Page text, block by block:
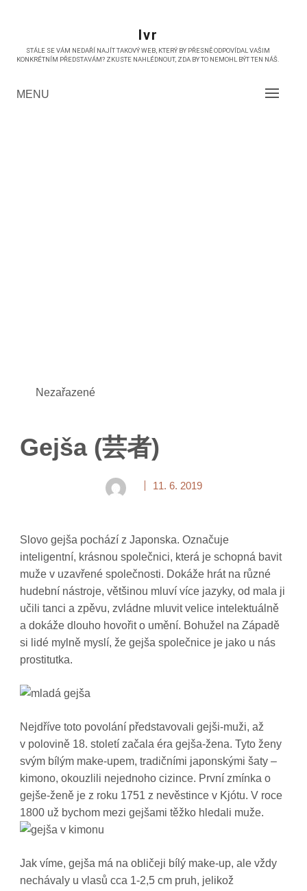
Ivr
STÁLE SE VÁM NEDAŘÍ NAJÍT TAKOVÝ WEB, KTERÝ BY PŘESNĚ ODPOVÍDAL VAŠIM
KONKRÉTNÍM PŘEDSTAVÁM? ZKUSTE NAHLÉDNOUT, ZDA BY TO NEMOHL BÝT TEN NÁŠ.
MENU
Nezařazené
Gejša (芸者)
11. 6. 2019
Slovo gejša pochází z Japonska. Označuje
inteligentní, krásnou společnici, která je schopná bavit
muže v uzavřené společnosti. Dokáže hrát na různé
hudební nástroje, většinou mluví více jazyky, od mala ji
učili tanci a zpěvu, zvládne mluvit velice intelektuálně
a dokáže dlouho hovořit o umění. Bohužel na Západě
si lidé mylně myslí, že gejša společnice je jako u nás
prostitutka.
Nejdříve toto povolání představovali gejši-muži, až
v polovině 18. století začala éra gejša-žena. Tyto ženy
svým bílým make-upem, tradičními japonskými šaty –
kimono, okouzlili nejednoho cizince. První zmínka o
gejše-ženě je z roku 1751 z nevěstince v Kjótu. V roce
1800 už bychom mezi gejšami těžko hledali muže.
Jak víme, gejša má na obličeji bílý make-up, ale vždy
nechávaly u vlasů cca 1-2,5 cm pruh, jelikož